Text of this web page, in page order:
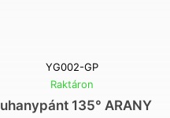
FÉNYES
ARANY
mennyiség
YG002-GP
Raktáron
135° ARANY